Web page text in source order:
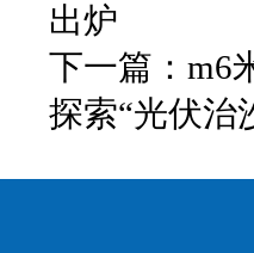
出炉
下一篇： m6
探索“光伏治